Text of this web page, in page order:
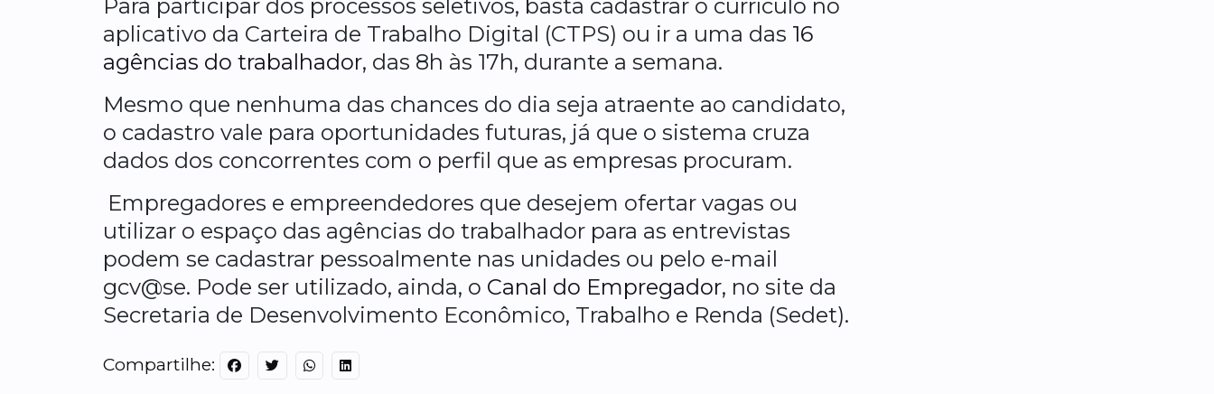
Para participar dos processos seletivos, basta cadastrar o currículo no
aplicativo da Carteira de Trabalho Digital (CTPS) ou ir a uma das 16
agências do trabalhador, das 8h às 17h, durante a semana.
Mesmo que nenhuma das chances do dia seja atraente ao candidato,
o cadastro vale para oportunidades futuras, já que o sistema cruza
dados dos concorrentes com o perfil que as empresas procuram.
Empregadores e empreendedores que desejem ofertar vagas ou
utilizar o espaço das agências do trabalhador para as entrevistas
podem se cadastrar pessoalmente nas unidades ou pelo e-mail
gcv@se. Pode ser utilizado, ainda, o Canal do Empregador, no site da
Secretaria de Desenvolvimento Econômico, Trabalho e Renda (Sedet).
Compartilhe: